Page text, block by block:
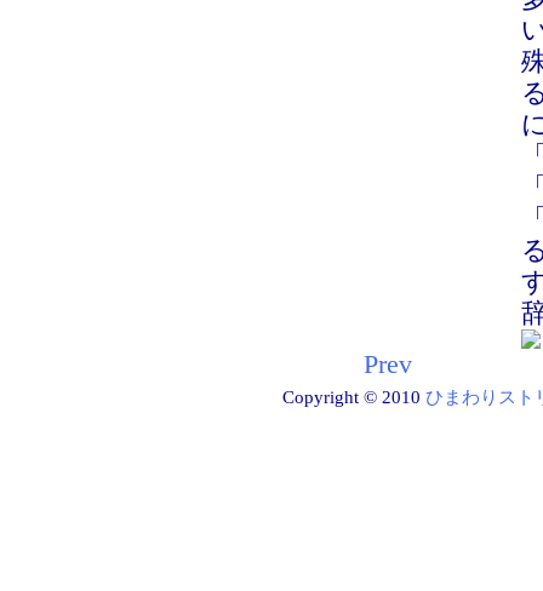
Prev
Copyright © 2010 ひまわりスト